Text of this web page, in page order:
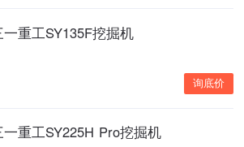
一重工SY135F挖掘机
询底价
一重工SY225H Pro挖掘机